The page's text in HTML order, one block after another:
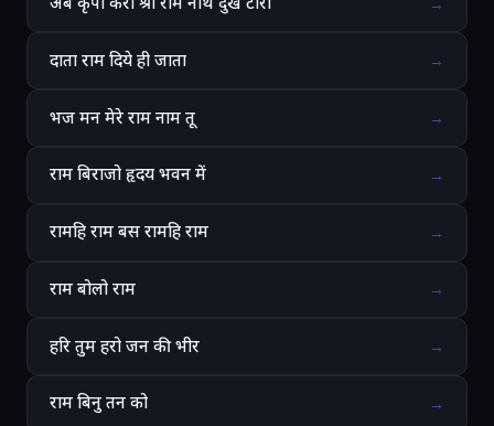
→
दाता राम दिये ही जाता →
भज मन मेरे राम नाम तू →
राम बिराजो हृदय भवन में →
रामहि राम बस रामहि राम →
राम बोलो राम →
हरि तुम हरो जन की भीर →
राम बिनु तन को →